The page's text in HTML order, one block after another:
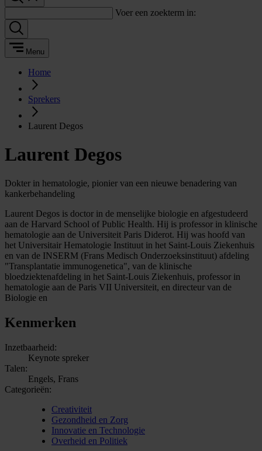
Voer een zoekterm in:
Menu
Home
Sprekers
Laurent Degos
Laurent Degos
Dokter in hematologie, pionier van een nieuwe benadering van
kankerbehandeling
Laurent Degos is doctor in de menselijke biologie en afgestudeerd
aan de Harvard School of Public Health. Hij is professor in klinische
hematologie aan de Universiteit Paris Diderot. Hij was hoofd van
het Universitair Hematologie Instituut in het Saint-Louis Ziekenhuis
en van de INSERM (Frans Medisch Onderzoeksinstituut) afdeling
"Transplantatie immunogenetica", van de klinische
bloedziektenafdeling in het Saint-Louis Ziekenhuis, professor in
hematologie aan de Paris VII Universiteit, en directeur van de
Biologie en
Kenmerken
Inzetbaarheid:
Keynote spreker
Talen:
Engels, Frans
Categorieën:
Creativiteit
Gezondheid en Zorg
Innovatie en Technologie
Overheid en Politiek